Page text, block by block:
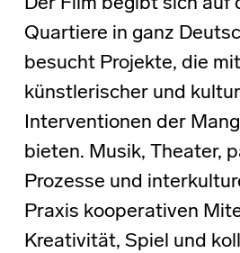
Der Film begibt sich auf
Quartiere in ganz
besucht Projekte, die
künstlerischer und
Interventionen der
bieten. Musik, Theater,
Prozesse und
Praxis kooperativen
Kreativität, Spiel und